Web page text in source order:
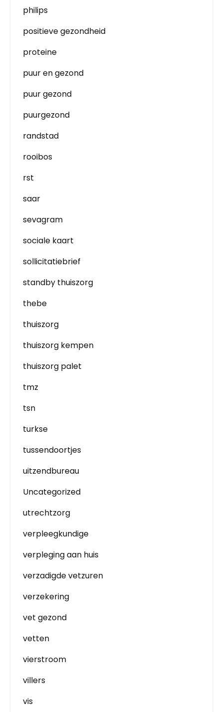
philips
positieve gezondheid
proteine
puur en gezond
puur gezond
puurgezond
randstad
rooibos
rst
saar
sevagram
sociale kaart
sollicitatiebrief
standby thuiszorg
thebe
thuiszorg
thuiszorg kempen
thuiszorg palet
tmz
tsn
turkse
tussendoortjes
uitzendbureau
Uncategorized
utrechtzorg
verpleegkundige
verpleging aan huis
verzadigde vetzuren
verzekering
vet gezond
vetten
vierstroom
villers
vis